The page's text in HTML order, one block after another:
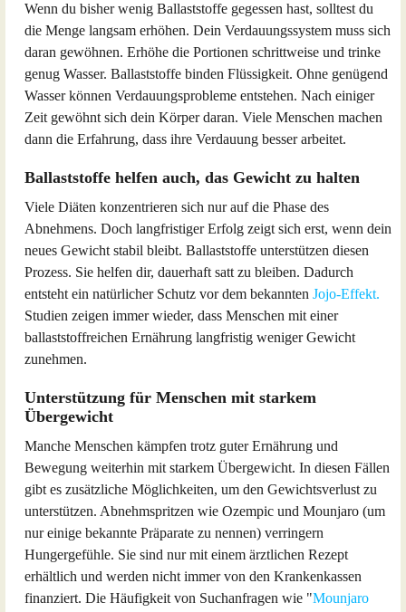
Wenn du bisher wenig Ballaststoffe gegessen hast, solltest du
die Menge langsam erhöhen. Dein Verdauungssystem muss sich
daran gewöhnen. Erhöhe die Portionen schrittweise und trinke
genug Wasser. Ballaststoffe binden Flüssigkeit. Ohne genügend
Wasser können Verdauungsprobleme entstehen. Nach einiger
Zeit gewöhnt sich dein Körper daran. Viele Menschen machen
dann die Erfahrung, dass ihre Verdauung besser arbeitet.
Ballaststoffe helfen auch, das Gewicht zu halten
Viele Diäten konzentrieren sich nur auf die Phase des
Abnehmens. Doch langfristiger Erfolg zeigt sich erst, wenn dein
neues Gewicht stabil bleibt. Ballaststoffe unterstützen diesen
Prozess. Sie helfen dir, dauerhaft satt zu bleiben. Dadurch
entsteht ein natürlicher Schutz vor dem bekannten Jojo-Effekt.
Studien zeigen immer wieder, dass Menschen mit einer
ballaststoffreichen Ernährung langfristig weniger Gewicht
zunehmen.
Unterstützung für Menschen mit starkem
Übergewicht
Manche Menschen kämpfen trotz guter Ernährung und
Bewegung weiterhin mit starkem Übergewicht. In diesen Fällen
gibt es zusätzliche Möglichkeiten, um den Gewichtsverlust zu
unterstützen. Abnehmspritzen wie Ozempic und Mounjaro (um
nur einige bekannte Präparate zu nennen) verringern
Hungergefühle. Sie sind nur mit einem ärztlichen Rezept
erhältlich und werden nicht immer von den Krankenkassen
finanziert. Die Häufigkeit von Suchanfragen wie "Mounjaro